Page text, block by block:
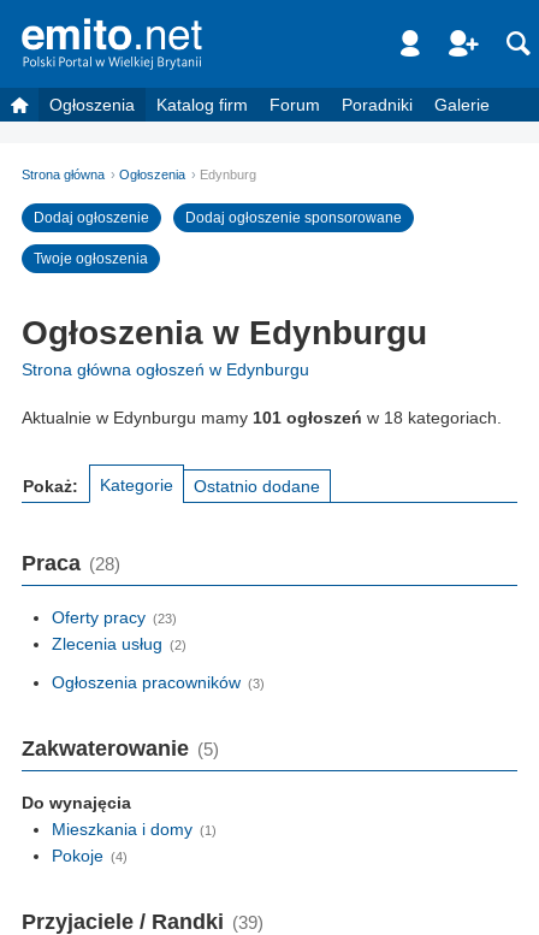
Ogłoszenia Katalog firm Forum Poradniki Galerie
Strona główna Ogłoszenia Edynburg
Dodaj ogłoszenie Dodaj ogłoszenie sponsorowane
Twoje ogłoszenia
Ogłoszenia w Edynburgu
Strona główna ogłoszeń w Edynburgu
Aktualnie w Edynburgu mamy 101 ogłoszeń w 18 kategoriach.
Pokaż: Kategorie Ostatnio dodane
Praca (28)
Oferty pracy (23)
Zlecenia usług (2)
Ogłoszenia pracowników (3)
Zakwaterowanie (5)
Do wynajęcia
Mieszkania i domy (1)
Pokoje (4)
Przyjaciele / Randki (39)